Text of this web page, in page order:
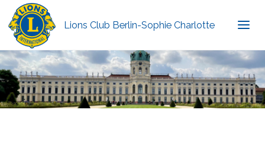
Lions Club Berlin-Sophie Charlotte